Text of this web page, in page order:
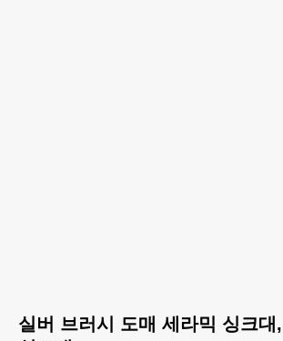
실버 브러시 도매 세라믹 싱크대,